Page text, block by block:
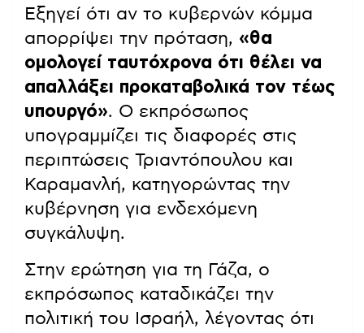
Εξηγεί ότι αν το κυβερνών κόμμα
απορρίψει την πρόταση, «θα
ομολογεί ταυτόχρονα ότι θέλει να
απαλλάξει προκαταβολικά τον τέως
υπουργό». Ο εκπρόσωπος
υπογραμμίζει τις διαφορές στις
περιπτώσεις Τριαντόπουλου και
Καραμανλή, κατηγορώντας την
κυβέρνηση για ενδεχόμενη
συγκάλυψη.
Στην ερώτηση για τη Γάζα, ο
εκπρόσωπος καταδικάζει την
πολιτική του Ισραήλ, λέγοντας ότι